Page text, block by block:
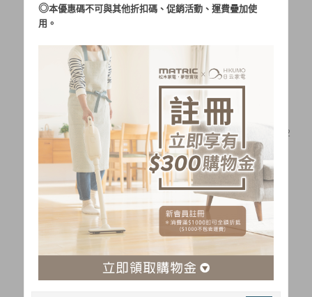
【停售】Magic 魔幻紅8吋
金屬扇 M
$1,680
【停售】Magic 魔幻紅12
吋金屬扇
$2,680
◎本優惠碼不可與其他折扣碼、促銷活動、運費疊加使
用。